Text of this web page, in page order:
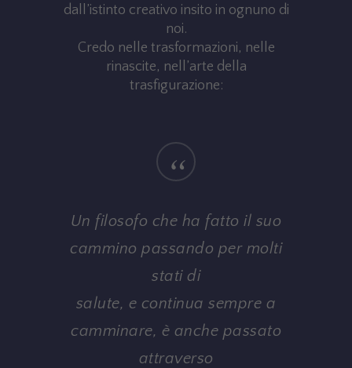
dall’istinto creativo insito in ognuno di
noi.
Credo nelle trasformazioni, nelle
rinascite, nell’arte della
trasfigurazione:
“
Un filosofo che ha fatto il suo
cammino passando per molti
stati di
salute, e continua sempre a
camminare, è anche passato
attraverso